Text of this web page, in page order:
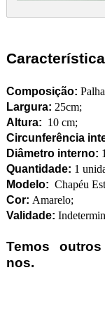
Composição:
Largura: 25cm;
Altura: 10 cm;
Circunferência
Diâmetro interno:
Quantidade: 1
Modelo: Chapéu
Cor: Amarelo;
Validade:
Temos
nos.